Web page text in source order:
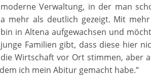
Verwaltung, in der man
mehr als deutlich gezeigt. Mit
in Altena aufgewachsen und
Familien gibt, dass diese hier
Wirtschaft vor Ort stimmen, aber
ich mein Abitur gemacht habe.“